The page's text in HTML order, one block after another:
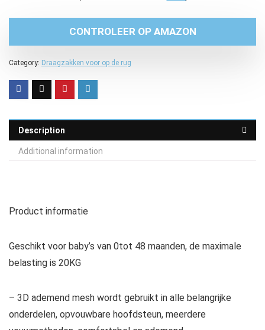
CONTROLEER OP AMAZON
Category: Draagzakken voor op de rug
Description
Additional information
Product informatie
Geschikt voor baby’s van 0tot 48 maanden, de maximale
belasting is 20KG
– 3D ademend mesh wordt gebruikt in alle belangrijke
onderdelen, opvouwbare hoofdsteun, meerdere